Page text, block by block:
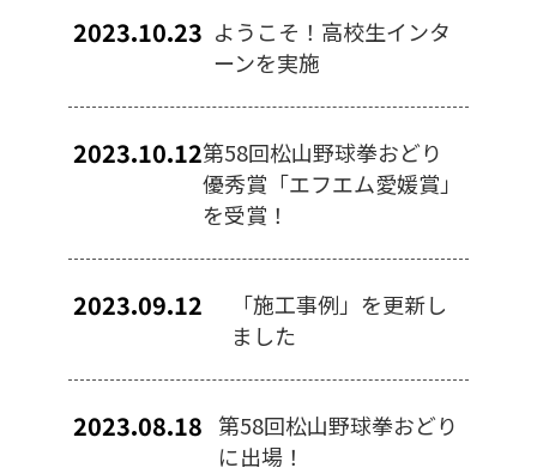
2023.10.23 ようこそ！高校生インタ
ーンを実施
2023.10.12第58回松山野球拳おどり
優秀賞「エフエム愛媛賞」
を受賞！
2023.09.12
「施工事例」を更新し
ました
2023.08.18 第58回松山野球拳おどり
に出場！